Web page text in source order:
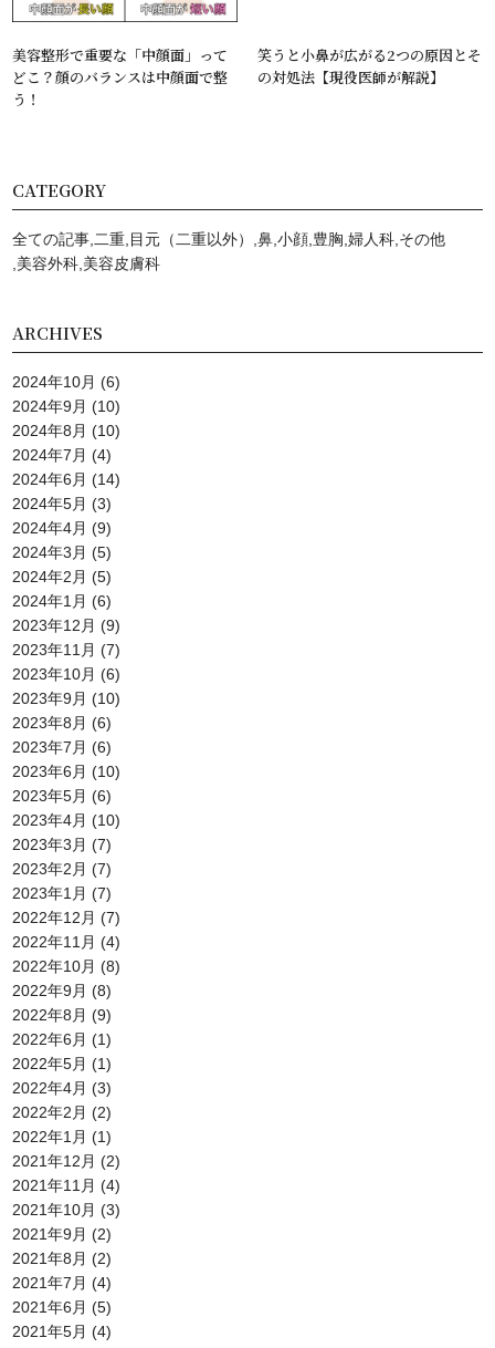
美容整形で重要な「中顔面」って
どこ？顔のバランスは中顔面で整
う！
笑うと小鼻が広がる2つの原因とそ
の対処法【現役医師が解説】
CATEGORY
全ての記事 二重 目元（二重以外） 鼻 小顔 豊胸 婦人科 その他
美容外科 美容⽪膚科
ARCHIVES
2024年10月 (6)
2024年9月 (10)
2024年8月 (10)
2024年7月 (4)
2024年6月 (14)
2024年5月 (3)
2024年4月 (9)
2024年3月 (5)
2024年2月 (5)
2024年1月 (6)
2023年12月 (9)
2023年11月 (7)
2023年10月 (6)
2023年9月 (10)
2023年8月 (6)
2023年7月 (6)
2023年6月 (10)
2023年5月 (6)
2023年4月 (10)
2023年3月 (7)
2023年2月 (7)
2023年1月 (7)
2022年12月 (7)
2022年11月 (4)
2022年10月 (8)
2022年9月 (8)
2022年8月 (9)
2022年6月 (1)
2022年5月 (1)
2022年4月 (3)
2022年2月 (2)
2022年1月 (1)
2021年12月 (2)
2021年11月 (4)
2021年10月 (3)
2021年9月 (2)
2021年8月 (2)
2021年7月 (4)
2021年6月 (5)
2021年5月 (4)